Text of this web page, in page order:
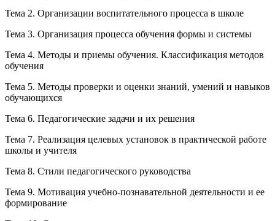
Тема 2. Организации воспитательного процесса в школе
Тема 3. Организация процесса обучения формы и системы
Тема 4. Методы и приемы обучения. Классификация методов
обучения
Тема 5. Методы проверки и оценки знаний, умений и навыков
обучающихся
Тема 6. Педагогические задачи и их решения
Тема 7. Реализация целевых установок в практической работе
школы и учителя
Тема 8. Стили педагогического руководства
Тема 9. Мотивация учебно-познавательной деятельности и ее
формирование